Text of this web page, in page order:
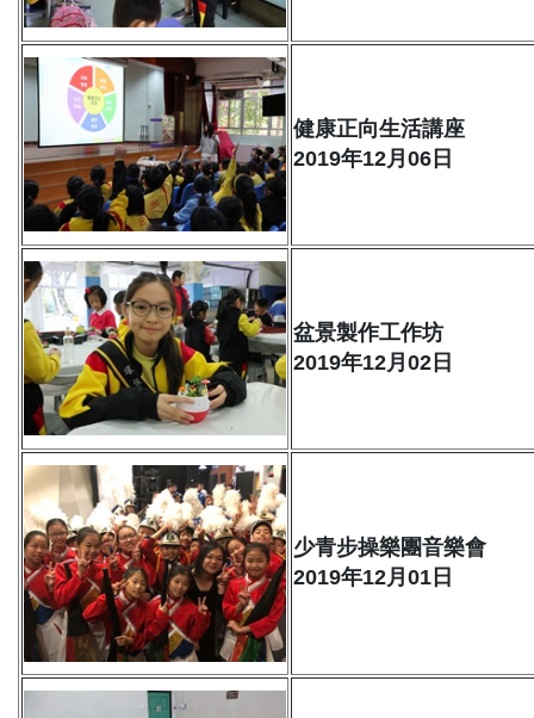
健康正向生活講座
2019年12月06日
盆景製作工作坊
2019年12月02日
少青步操樂團音樂會
2019年12月01日